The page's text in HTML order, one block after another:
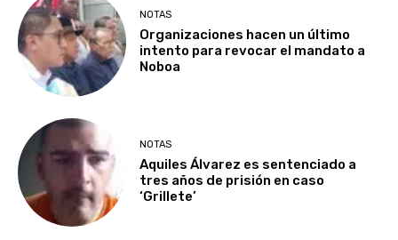
NOTAS
Organizaciones hacen un último
intento para revocar el mandato a
Noboa
NOTAS
Aquiles Álvarez es sentenciado a
tres años de prisión en caso
‘Grillete’